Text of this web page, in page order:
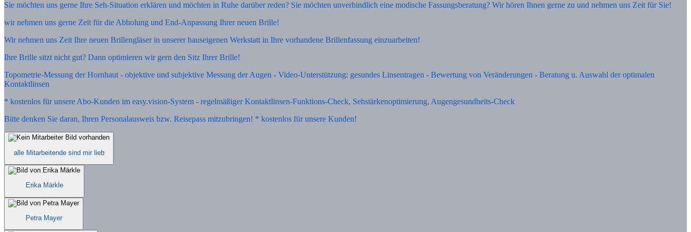
Sie möchten uns gerne Ihre Seh-Situation erklären und möchten in Ruhe darüber reden? Sie möchten unverbindlich eine modische Fassungsberatung? Wir hören Ihnen gerne zu und nehmen uns Zeit für Sie!
wir nehmen uns gerne Zeit für die Abholung und End-Anpassung Ihrer neuen Brille!
Wir nehmen uns Zeit Ihre neuen Brillengläser in unserer hauseigenen Werkstatt in Ihre vorhandene Brillenfassung einzuarbeiten!
Ihre Brille sitzt nicht gut? Dann optimieren wir gern den Sitz Ihrer Brille!
Topometrie-Messung der Hornhaut - objektive und subjektive Messung der Augen - Video-Unterstützung: gesundes Linsentragen - Bewertung von Veränderungen - Beratung u. Auswahl der optimalen
Kontaktlinsen
* kostenlos für unsere Abo-Kunden im easy.vision-System - regelmäßiger Kontaktlinsen-Funktions-Check, Sehstärkenoptimierung, Augengesundheits-Check
Bitte denken Sie daran, Ihren Personalausweis bzw. Reisepass mitzubringen! * kostenlos für unsere Kunden!
alle Mitarbeitende sind mir lieb
Erika Märkle
Petra Mayer